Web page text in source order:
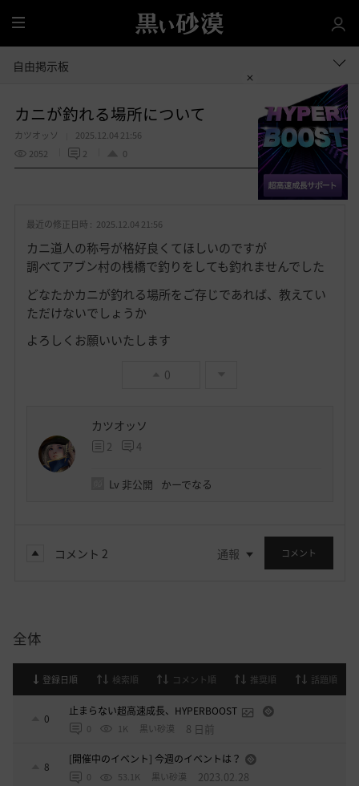
全
体
自由掲示板
カニが釣れる場所について
カツオッソ
2025.12.04 21:56
2052
2 0
お
り
共有する
最近の修正日時 : 2025.12.04 21:56
カニ道人の称号が格好良くてほしいのですが
調べてアブン村の桟橋で釣りをしても釣れませんでした
どなたかカニが釣れる場所をご存じであれば、教えてい
ただけないでしょうか
よろしくお願いいたします
0
カツオッソ
2 4
Lv 非公開 かーでなる
コメント 2 通報 コメント
全体
登録日順 検索順 コメント順 推奨順 話題順
0
止まらない超高速成長、HYPERBOOST
0 1K 黒い砂漠 8 日前
8
[開催中のイベント] 今週のイベントは？
0 53.1K 黒い砂漠 2023.02.28